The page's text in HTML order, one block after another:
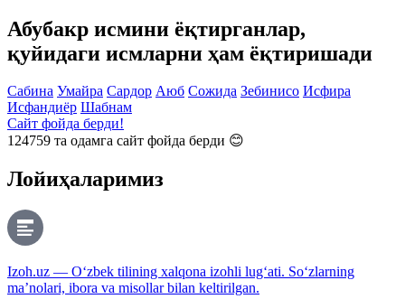
Абубакр исмини ёқтирганлар,
қуйидаги исмларни ҳам ёқтиришади
Сабина Умайра Сардор Аюб Сожида Зебинисо Исфира
Исфандиёр Шабнам
Сайт фойда берди!
124759 та одамга сайт фойда берди 😊
Лойиҳаларимиз
Izoh.uz — O‘zbek tilining xalqona izohli lug‘ati. So‘zlarning
ma’nolari, ibora va misollar bilan keltirilgan.